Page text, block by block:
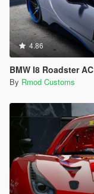
4.86
BMW I8 Roadster
By Rmod Customs